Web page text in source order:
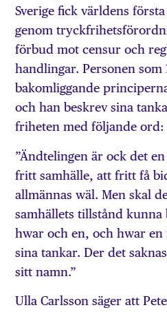
Sverige fick världens
genom
förbud mot censur och
handlingar. Personen som
bakomliggande
och han beskrev sina
friheten med följande ord:
”Ändtelingen är ock det
fritt samhälle, att fritt få
allmännas wäl. Men skal
samhällets tillstånd
hwar och en, och hwar
sina tankar. Der det
sitt namn.”
Ulla Carlsson säger att